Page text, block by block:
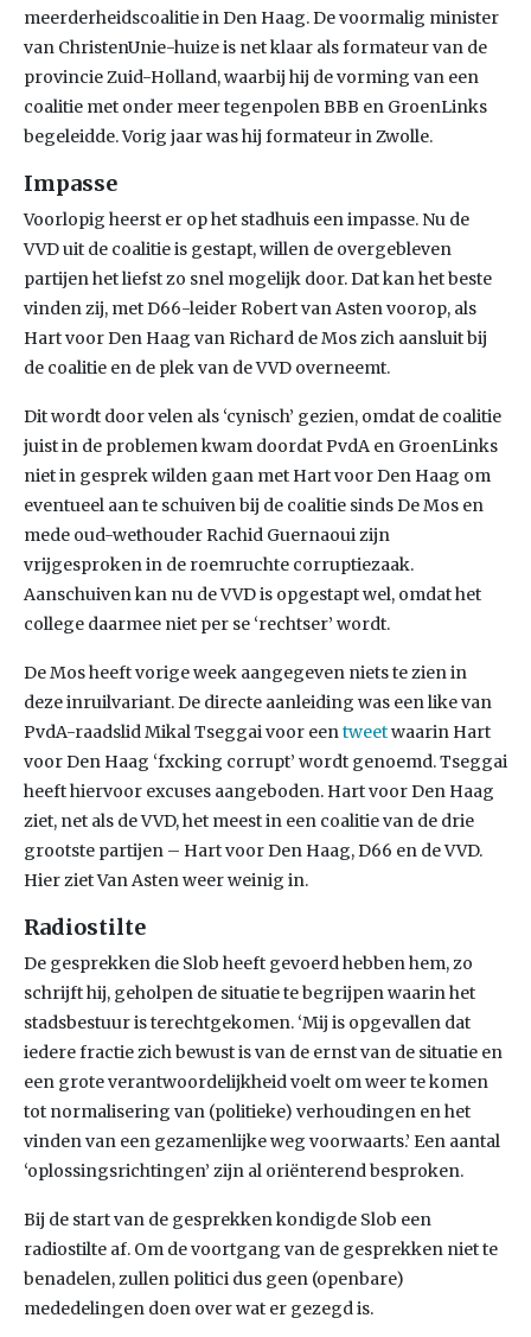
meerderheidscoalitie in Den Haag. De voormalig minister
van ChristenUnie-huize is net klaar als formateur van de
provincie Zuid-Holland, waarbij hij de vorming van een
coalitie met onder meer tegenpolen BBB en GroenLinks
begeleidde. Vorig jaar was hij formateur in Zwolle.
Impasse
Voorlopig heerst er op het stadhuis een impasse. Nu de
VVD uit de coalitie is gestapt, willen de overgebleven
partijen het liefst zo snel mogelijk door. Dat kan het beste
vinden zij, met D66-leider Robert van Asten voorop, als
Hart voor Den Haag van Richard de Mos zich aansluit bij
de coalitie en de plek van de VVD overneemt.
Dit wordt door velen als ‘cynisch’ gezien, omdat de coalitie
juist in de problemen kwam doordat PvdA en GroenLinks
niet in gesprek wilden gaan met Hart voor Den Haag om
eventueel aan te schuiven bij de coalitie sinds De Mos en
mede oud-wethouder Rachid Guernaoui zijn
vrijgesproken in de roemruchte corruptiezaak.
Aanschuiven kan nu de VVD is opgestapt wel, omdat het
college daarmee niet per se ‘rechtser’ wordt.
De Mos heeft vorige week aangegeven niets te zien in
deze inruilvariant. De directe aanleiding was een like van
PvdA-raadslid Mikal Tseggai voor eentweetwaarin Hart
voor Den Haag ‘fxcking corrupt’ wordt genoemd. Tseggai
heeft hiervoor excuses aangeboden. Hart voor Den Haag
ziet, net als de VVD, het meest in een coalitie van de drie
grootste partijen – Hart voor Den Haag, D66 en de VVD.
Hier ziet Van Asten weer weinig in.
Radiostilte
De gesprekken die Slob heeft gevoerd hebben hem, zo
schrijft hij, geholpen de situatie te begrijpen waarin het
stadsbestuur is terechtgekomen. ‘Mij is opgevallen dat
iedere fractie zich bewust is van de ernst van de situatie en
een grote verantwoordelijkheid voelt om weer te komen
tot normalisering van (politieke) verhoudingen en het
vinden van een gezamenlijke weg voorwaarts.’ Een aantal
‘oplossingsrichtingen’ zijn al oriënterend besproken.
Bij de start van de gesprekken kondigde Slob een
radiostilte af. Om de voortgang van de gesprekken niet te
benadelen, zullen politici dus geen (openbare)
mededelingen doen over wat er gezegd is.